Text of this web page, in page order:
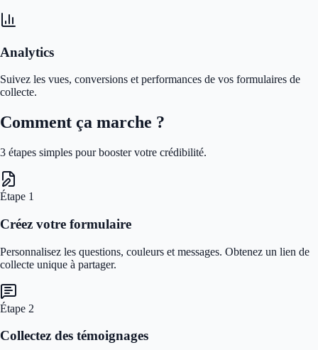
Analytics
Suivez les vues, conversions et performances de vos formulaires de
collecte.
Comment ça marche ?
3 étapes simples pour booster votre crédibilité.
Étape 1
Créez votre formulaire
Personnalisez les questions, couleurs et messages. Obtenez un lien de
collecte unique à partager.
Étape 2
Collectez des témoignages